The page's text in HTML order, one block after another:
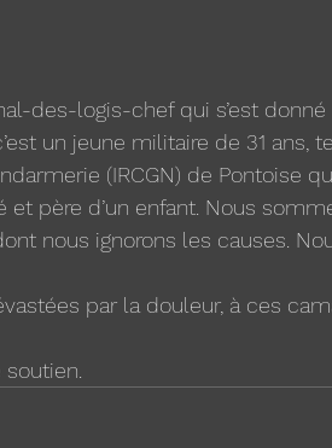
des-logis-chef qui s’est
un jeune militaire de 31 ans,
(IRCGN) de Pontoise
et père d’un enfant. Nous
nous ignorons les causes.
par la douleur, à ces